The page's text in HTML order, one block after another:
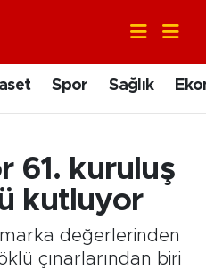
Spor Sağlık
61. kuruluş
kutluyor
marka değerlerinden
çınarlarından biri
ve Fikstür